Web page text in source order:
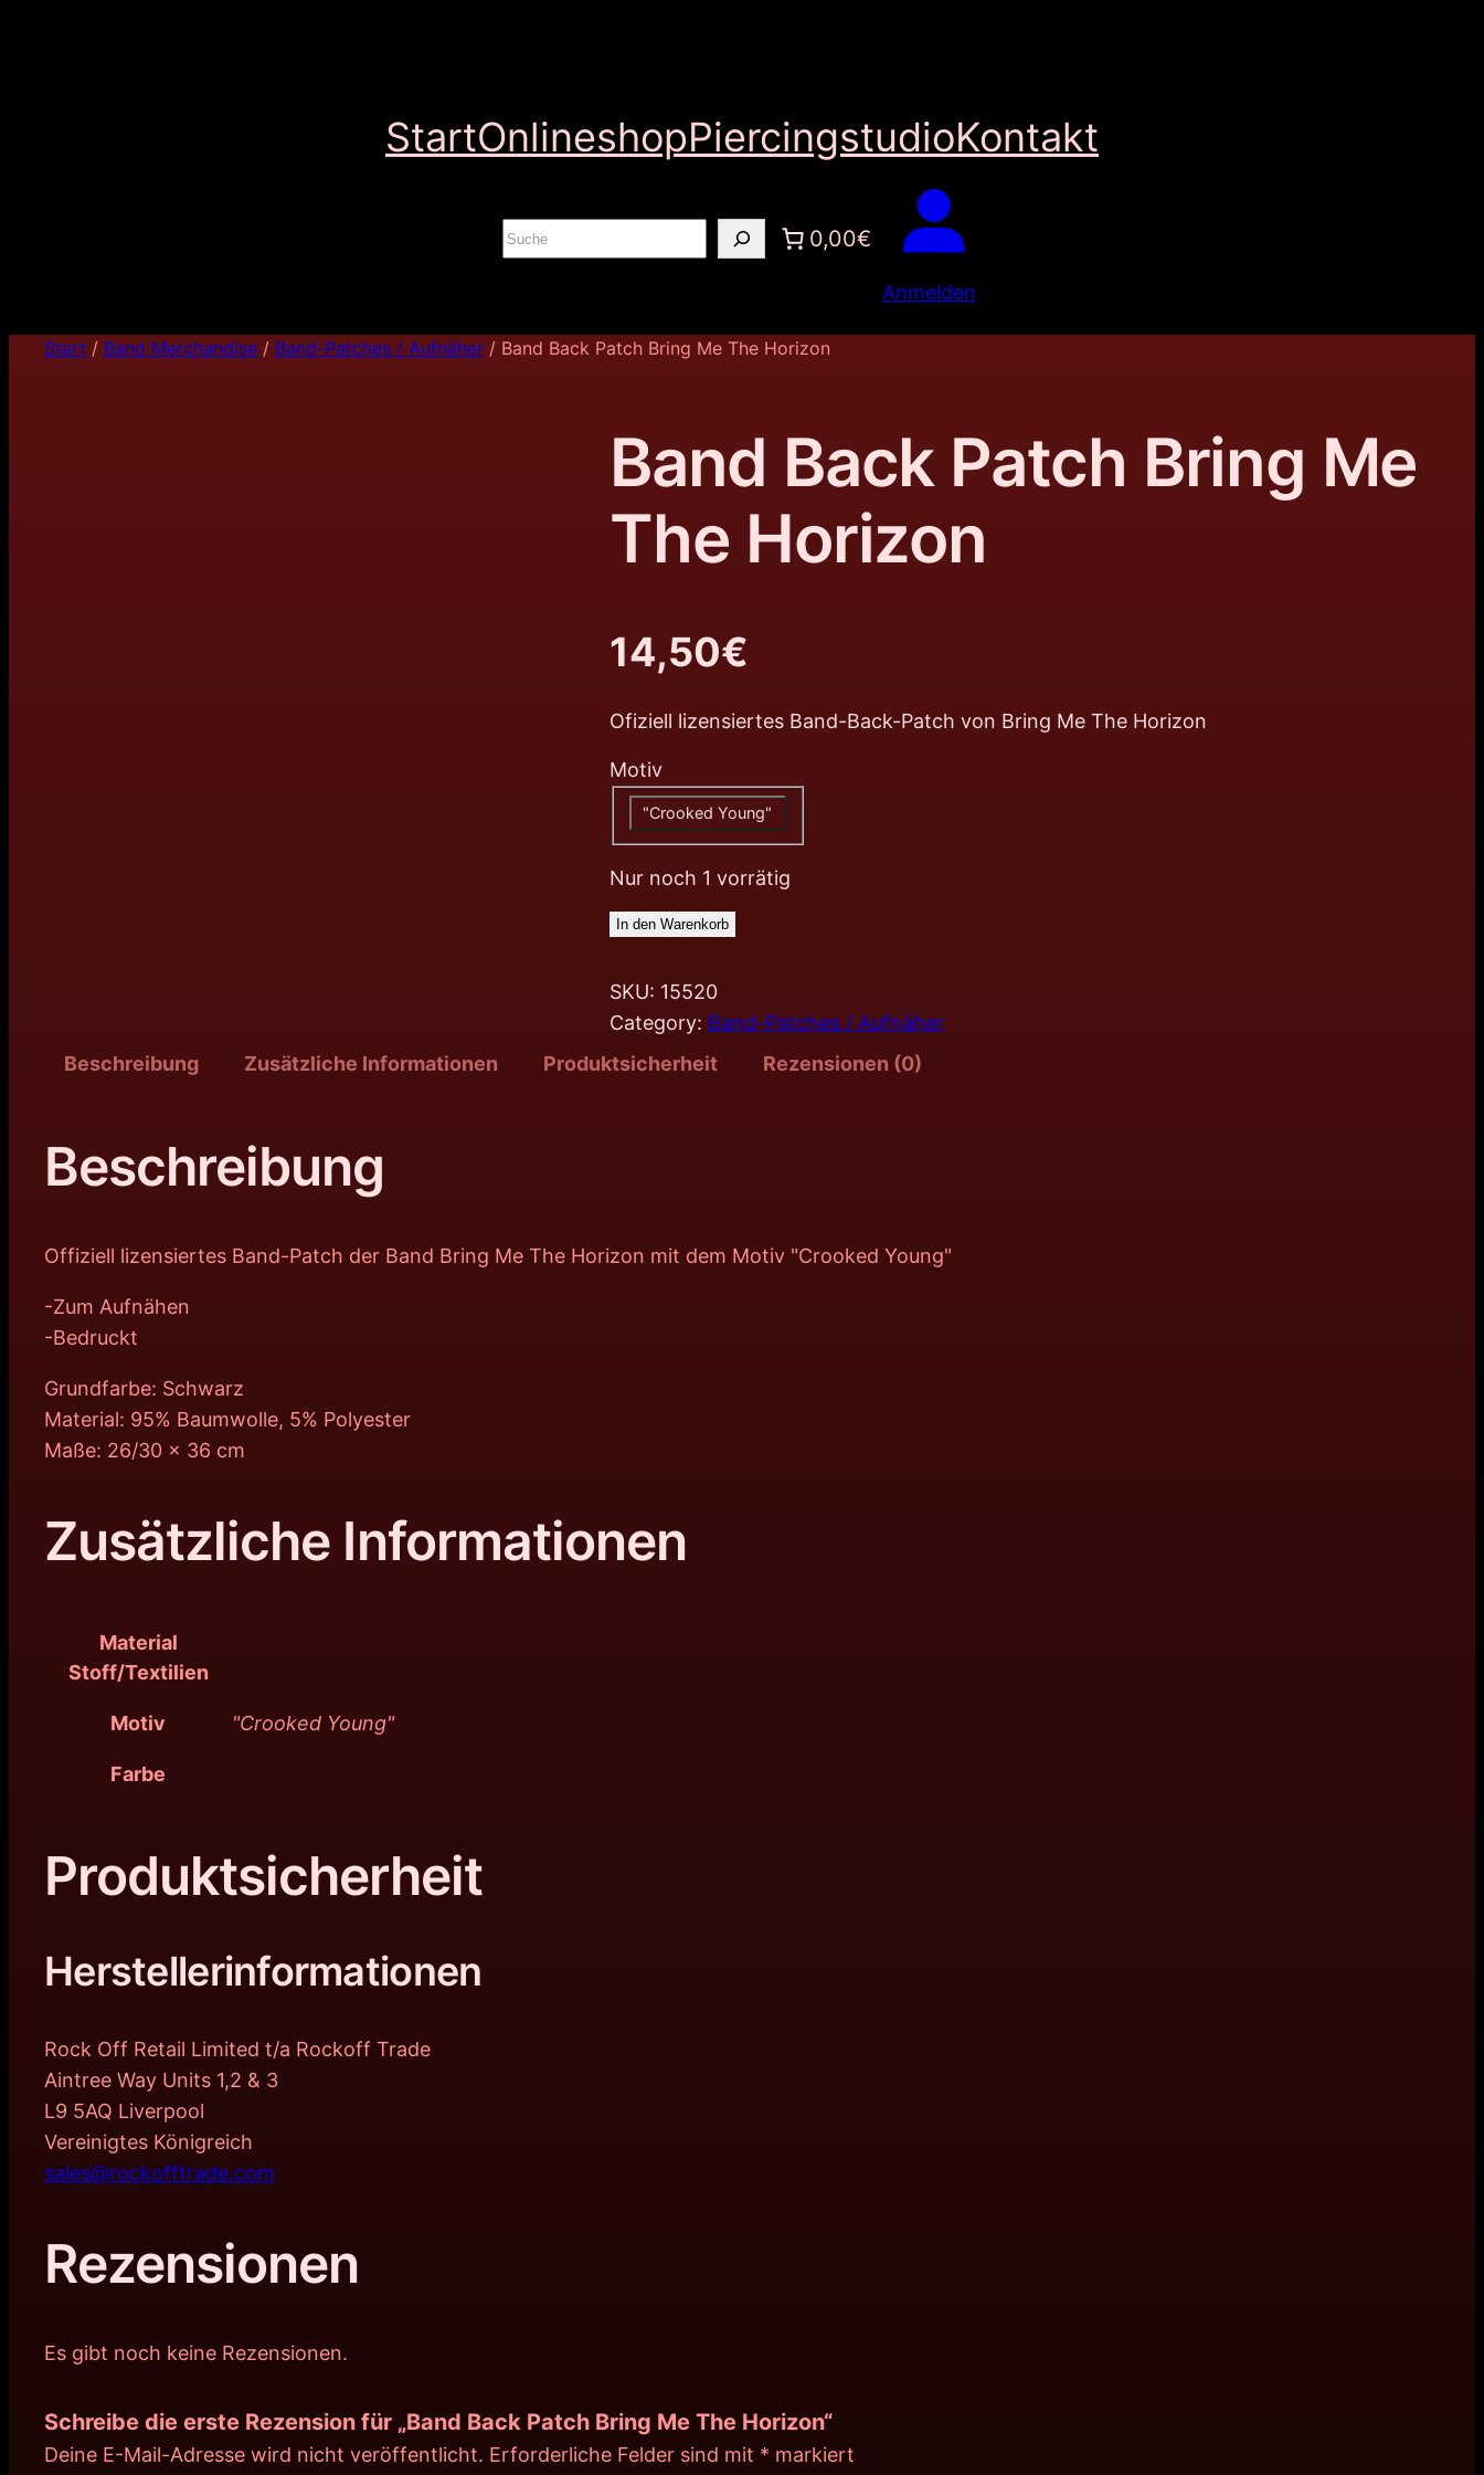
StartOnlineshopPiercingstudioKontakt
S
u
e
0,00€
Anmelden
Start / Band Merchandise / Band-Patches / Aufnäher / Band Back Patch Bring Me The Horizon
Band Back Patch Bring Me
The Horizon
14,50€
Ofiziell lizensiertes Band-Back-Patch von Bring Me The Horizon
Motiv
"Crooked Young"
Nur noch 1 vorrätig
In den Warenkorb
SKU: 15520
Category: Band-Patches / Aufnäher
Beschreibung
Zusätzliche Informationen Produktsicherheit Rezensionen (0)
Beschreibung
Offiziell lizensiertes Band-Patch der Band Bring Me The Horizon mit dem Motiv "Crooked Young"
-Zum Aufnähen
-Bedruckt
Grundfarbe: Schwarz
Material: 95% Baumwolle, 5% Polyester
Maße: 26/30 x 36 cm
Zusätzliche Informationen
Material
Stoff/Textilien
Motiv "Crooked Young"
Farbe
Produktsicherheit
Herstellerinformationen
Rock Off Retail Limited t/a Rockoff Trade
Aintree Way Units 1,2 & 3
L9 5AQ Liverpool
Vereinigtes Königreich
sales@rockofftrade.com
Rezensionen
Es gibt noch keine Rezensionen.
Schreibe die erste Rezension für „Band Back Patch Bring Me The Horizon“
Deine E-Mail-Adresse wird nicht veröffentlicht. Erforderliche Felder sind mit * markiert